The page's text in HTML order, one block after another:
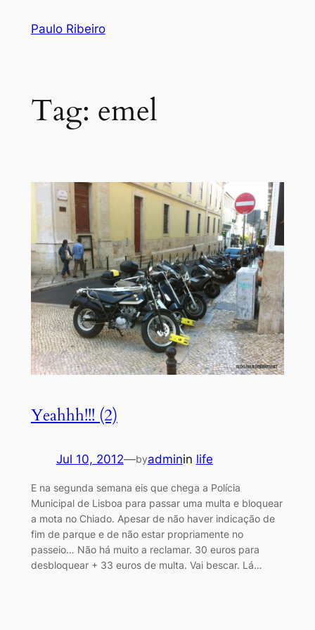
Paulo Ribeiro
Tag: emel
Yeahhh!!! (2)
Jul 10, 2012—byadminin life
E na segunda semana eis que chega a Polícia
Municipal de Lisboa para passar uma multa e bloquear
a mota no Chiado. Apesar de não haver indicação de
fim de parque e de não estar propriamente no
passeio… Não há muito a reclamar. 30 euros para
desbloquear + 33 euros de multa. Vai bescar. Lá…